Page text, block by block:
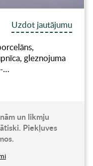
Uzdot jautājumu
gleznojuma
…
un likmju
Piekļuves